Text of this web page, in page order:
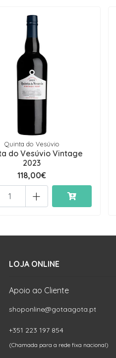
Quinta do Vesúvio
do Vesúvio Vintage
2023
118,00€
+
LOJA ONLINE
Apoio ao Cliente
shoponline@gotaagota.pt
+351 223 197 854
(Chamada para a rede fixa nacional)